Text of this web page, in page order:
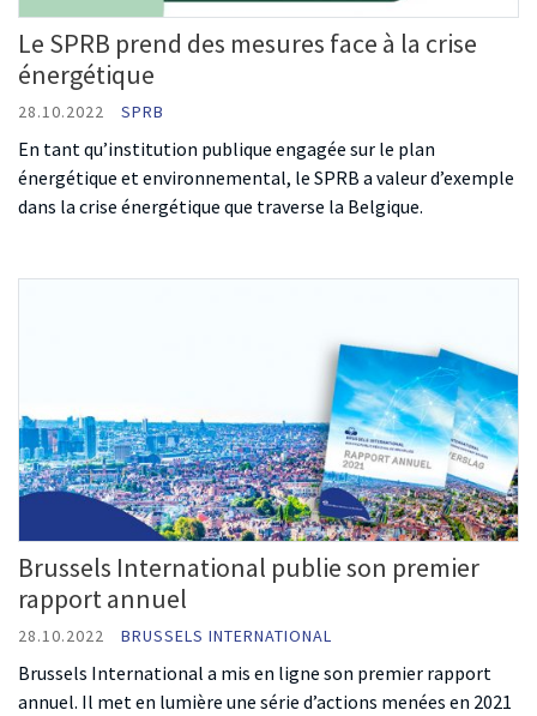
Le SPRB prend des mesures face à la crise
énergétique
28.10.2022 SPRB
En tant qu’institution publique engagée sur le plan
énergétique et environnemental, le SPRB a valeur d’exemple
dans la crise énergétique que traverse la Belgique.
Brussels International publie son premier
rapport annuel
28.10.2022 BRUSSELS INTERNATIONAL
Brussels International a mis en ligne son premier rapport
annuel. Il met en lumière une série d’actions menées en 2021